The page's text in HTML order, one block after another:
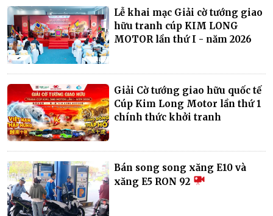
Lễ khai mạc Giải cờ tướng giao
hữu tranh cúp KIM LONG
MOTOR lần thứ I - năm 2026
Giải Cờ tướng giao hữu quốc tế
Cúp Kim Long Motor lần thứ 1
chính thức khởi tranh
Bán song song xăng E10 và
xăng E5 RON 92